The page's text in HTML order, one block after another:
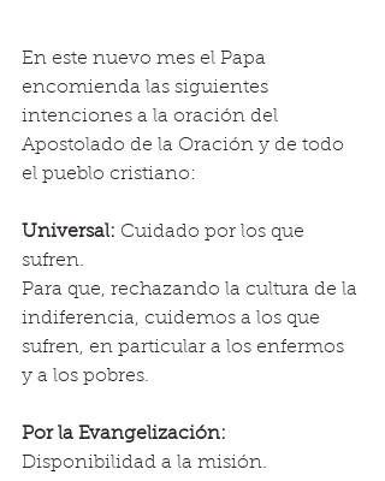
En este nuevo mes el Papa
encomienda las siguientes
intenciones a la oración del
Apostolado de la Oración y de todo
el pueblo cristiano:
Universal: Cuidado por los que
sufren.
Para que, rechazando la cultura de la
indiferencia, cuidemos a los que
sufren, en particular a los enfermos
y a los pobres.
Por la Evangelización:
Disponibilidad a la misión.